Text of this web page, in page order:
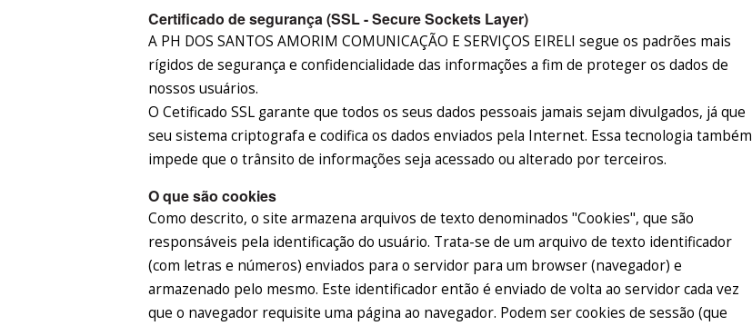
Certificado de segurança (SSL - Secure Sockets Layer)
A PH DOS SANTOS AMORIM COMUNICAÇÃO E SERVIÇOS EIRELI segue os padrões mais
rígidos de segurança e confidencialidade das informações a fim de proteger os dados de
nossos usuários.
O Cetificado SSL garante que todos os seus dados pessoais jamais sejam divulgados, já que
seu sistema criptografa e codifica os dados enviados pela Internet. Essa tecnologia também
impede que o trânsito de informações seja acessado ou alterado por terceiros.
O que são cookies
Como descrito, o site armazena arquivos de texto denominados "Cookies", que são
responsáveis pela identificação do usuário. Trata-se de um arquivo de texto identificador
(com letras e números) enviados para o servidor para um browser (navegador) e
armazenado pelo mesmo. Este identificador então é enviado de volta ao servidor cada vez
que o navegador requisite uma página ao navegador. Podem ser cookies de sessão (que